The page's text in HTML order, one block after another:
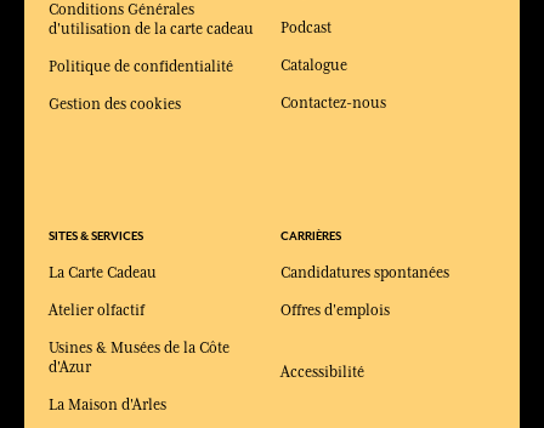
Conditions Générales
d'utilisation de la carte cadeau
Politique de confidentialité
Gestion des cookies
SITES & SERVICES
La Carte Cadeau
Atelier olfactif
Usines & Musées de la Côte
d'Azur
La Maison d'Arles
Podcast
Catalogue
Contactez-nous
CARRIÈRES
Candidatures spontanées
Offres d'emplois
Accessibilité